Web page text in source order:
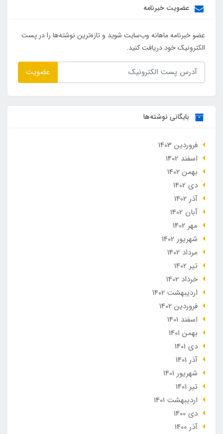
عضویت خبرنامه
عضو خبرنامه ماهانه وب‌سایت شوید و تازه‌ترین نوشته‌ها را در پست
الکترونیک خود دریافت کنید.
عضویت
بایگانی نوشته‌ها
فروردین 1403
اسفند 1402
بهمن 1402
دی 1402
آذر 1402
آبان 1402
مهر 1402
شهریور 1402
مرداد 1402
تير 1402
خرداد 1402
ارديبهشت 1402
فروردین 1402
اسفند 1401
بهمن 1401
دی 1401
آذر 1401
شهریور 1401
تير 1401
ارديبهشت 1401
دی 1400
آذر 1400